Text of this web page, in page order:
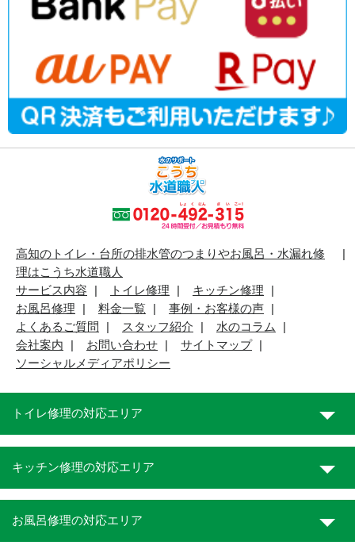
高知のトイレ・台所の排水管のつまりやお風呂・水漏れ修
理はこうち水道職人
サービス内容
トイレ修理
キッチン修理
お風呂修理
料金一覧
事例・お客様の声
よくあるご質問
スタッフ紹介
水のコラム
会社案内
お問い合わせ
サイトマップ
ソーシャルメディアポリシー
トイレ修理の対応エリア
キッチン修理の対応エリア
お風呂修理の対応エリア